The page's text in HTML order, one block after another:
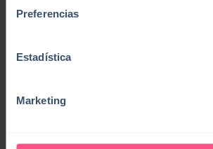
Preferencias
Estadística
Marketing